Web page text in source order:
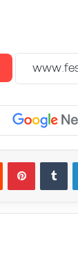
لينكدإن بينتيريست